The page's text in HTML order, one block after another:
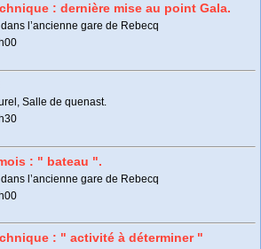
: dernière mise au point Gala.
l’ancienne gare de Rebecq
Salle de quenast.
: " bateau ".
l’ancienne gare de Rebecq
: " activité à déterminer "